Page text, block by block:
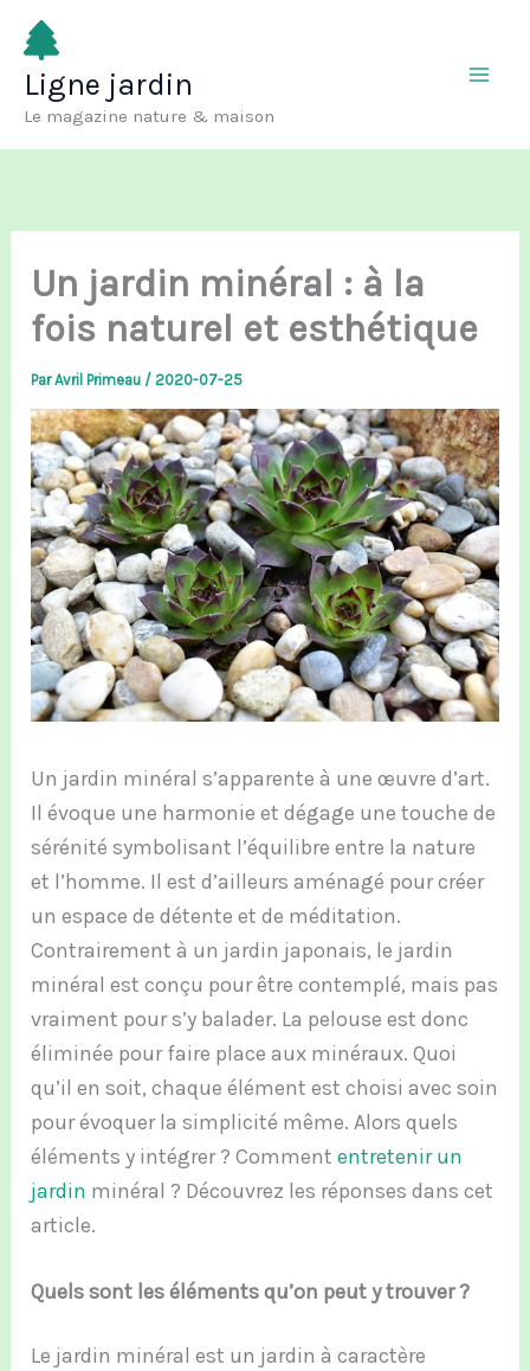
Aller
contenu
Ligne jardin
Le magazine nature & maison
Un jardin minéral : à la
fois naturel et esthétique
ParAvril Primeau /2020-07-25
Un jardin minéral s’apparente à une œuvre d’art.
Il évoque une harmonie et dégage une touche de
sérénité symbolisant l’équilibre entre la nature
et l’homme. Il est d’ailleurs aménagé pour créer
un espace de détente et de méditation.
Contrairement à un jardin japonais, le jardin
minéral est conçu pour être contemplé, mais pas
vraiment pour s’y balader. La pelouse est donc
éliminée pour faire place aux minéraux. Quoi
qu’il en soit, chaque élément est choisi avec soin
pour évoquer la simplicité même. Alors quels
éléments y intégrer ? Commententretenir un
jardin minéral ? Découvrez les réponses dans cet
article.
Quels sont les éléments qu’on peut y trouver ?
Le jardin minéral est un jardin à caractère